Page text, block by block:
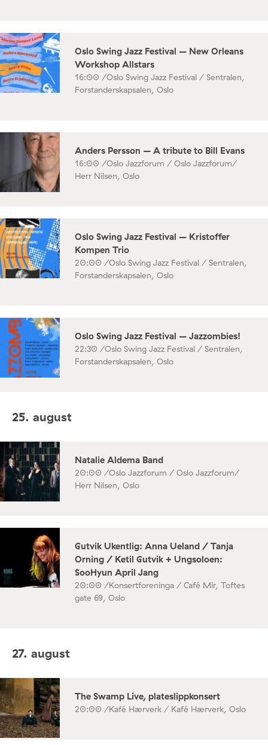
Oslo Swing Jazz Festival – New Orleans
Workshop Allstars
16:00 /Oslo Swing Jazz Festival / Sentralen,
Forstanderskapsalen, Oslo
Anders Persson – A tribute to Bill Evans
16:00 /Oslo Jazzforum / Oslo Jazzforum/
Herr Nilsen, Oslo
Oslo Swing Jazz Festival – Kristoffer
Kompen Trio
20:00 /Oslo Swing Jazz Festival / Sentralen,
Forstanderskapsalen, Oslo
Oslo Swing Jazz Festival – Jazzombies!
22:30 /Oslo Swing Jazz Festival / Sentralen,
Forstanderskapsalen, Oslo
25. august
Natalie Aldema Band
20:00 /Oslo Jazzforum / Oslo Jazzforum/
Herr Nilsen, Oslo
Gutvik Ukentlig: Anna Ueland / Tanja
Orning / Ketil Gutvik + Ungsoloen:
SooHyun April Jang
20:00 /Konsertforeninga / Café Mir, Toftes
gate 69, Oslo
27. august
The Swamp Live, plateslippkonsert
20:00 /Kafé Hærverk / Kafé Hærverk, Oslo